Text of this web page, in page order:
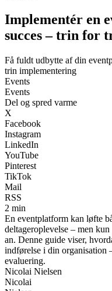
Implementér en
succes – trin for
Få fuldt udbytte af din
trin implementering
Events
Events
Del og spred varme
X
Facebook
Instagram
LinkedIn
YouTube
Pinterest
TikTok
Mail
RSS
2 min
En eventplatform kan løfte
deltageroplevelse – men
an. Denne guide viser,
indførelse i din organisation
evaluering.
Nicolai Nielsen
Nicolai